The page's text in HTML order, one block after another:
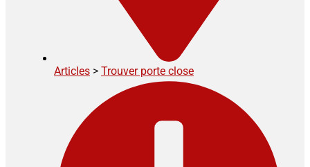
Articles > Trouver porte close